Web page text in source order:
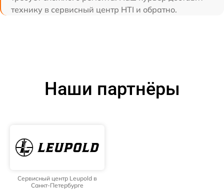
технику в сервисный центр HTI и обратно.
Наши партнёры
Сервисный центр Leupold в
Санкт-Петербурге